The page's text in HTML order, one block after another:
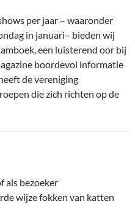
per jaar – waaronder
in januari– bieden wij
een luisterend oor bij
boordevol informatie
de vereniging
die zich richten op de
als bezoeker
wijze fokken van katten